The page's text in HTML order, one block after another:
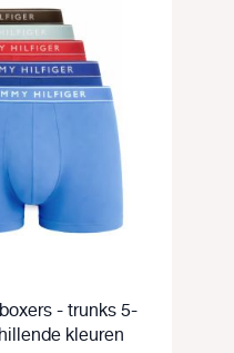
- trunks 5-
kleuren